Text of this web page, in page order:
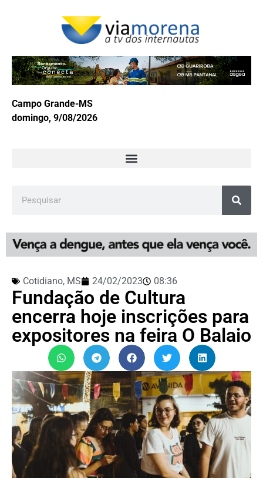
Campo Grande-MS
domingo, 9/08/2026
Cotidiano, MS 24/02/2023 08:36
Fundação de Cultura
encerra hoje inscrições para
expositores na feira O Balaio